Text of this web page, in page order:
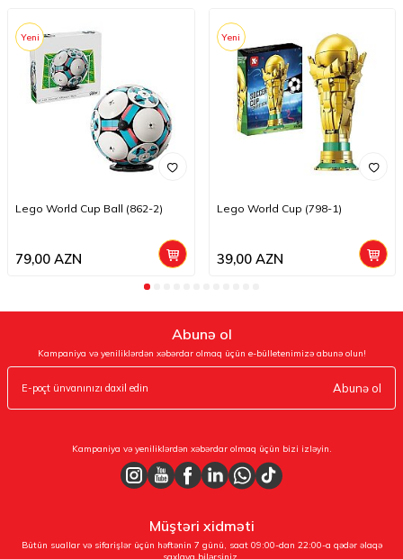
Yeni
Lego World Cup Ball (862-2)
79,00 AZN
Yeni
Lego World Cup (798-1)
39,00AZN
Abunə ol
Kampaniya və yeniliklərdən xəbərdar olmaq üçün e-bülletenimizə abunə olun!
Abunə ol
Kampaniya və yeniliklərdən xəbərdar olmaq üçün bizi izləyin.
Müştəri xidməti
Bütün suallar və sifarişlər üçün həftənin 7 günü, saat 09:00-dan 22:00-a qədər əlaqə